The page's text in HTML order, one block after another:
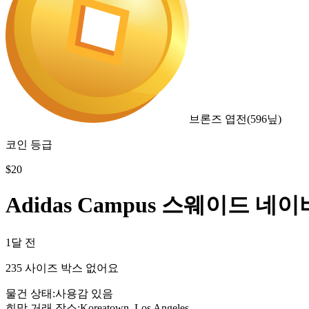
브론즈 엽전(596닢)
코인 등급
$20
Adidas Campus 스웨이드 네이
1달 전
235 사이즈 박스 없어요
물건 상태 :사용감 있음